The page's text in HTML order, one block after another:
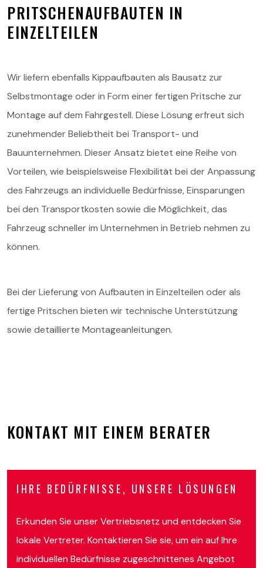
PRITSCHENAUFBAUTEN IN
EINZELTEILEN
Wir liefern ebenfalls Kippaufbauten als Bausatz zur
Selbstmontage oder in Form einer fertigen Pritsche zur
Montage auf dem Fahrgestell. Diese Lösung erfreut sich
zunehmender Beliebtheit bei Transport- und
Bauunternehmen. Dieser Ansatz bietet eine Reihe von
Vorteilen, wie beispielsweise Flexibilität bei der Anpassung
des Fahrzeugs an individuelle Bedürfnisse, Einsparungen
bei den Transportkosten sowie die Möglichkeit, das
Fahrzeug schneller im Unternehmen in Betrieb nehmen zu
können.
Bei der Lieferung von Aufbauten in Einzelteilen oder als
fertige Pritschen bieten wir technische Unterstützung
sowie detaillierte Montageanleitungen.
KONTAKT MIT EINEM BERATER
IHRE BEDÜRFNISSE, UNSERE LÖSUNGEN
Erkunden Sie unser Vertriebsnetz und entdecken Sie
lokale Vertreter. Kontaktieren Sie sie, um ein auf Ihre
individuellen Bedürfnisse zugeschnittenes Angebot